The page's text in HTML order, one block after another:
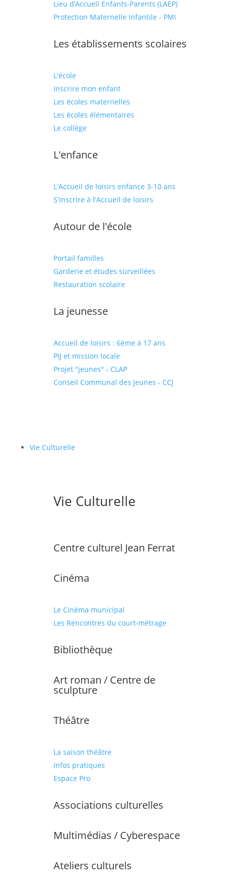
Lieu d’Accueil Enfants-Parents (LAEP)
Protection Maternelle Infantile - PMI
Les établissements scolaires
L'école
Inscrire mon enfant
Les écoles maternelles
Les écoles élémentaires
Le collège
L'enfance
L'Accueil de loisirs enfance 3-10 ans
S'inscrire à l'Accueil de loisirs
Autour de l'école
Portail familles
Garderie et études surveillées
Restauration scolaire
La jeunesse
Accueil de loisirs : 6ème à 17 ans
PIJ et mission locale
Projet "jeunes" - CLAP
Conseil Communal des Jeunes - CCJ
Vie Culturelle
Vie Culturelle
Centre culturel Jean Ferrat
Cinéma
Le Cinéma municipal
Les Rencontres du court-métrage
Bibliothèque
Art roman / Centre de
sculpture
Théâtre
La saison théâtre
Infos pratiques
Espace Pro
Associations culturelles
Multimédias / Cyberespace
Ateliers culturels